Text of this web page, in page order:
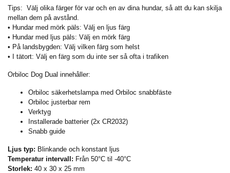
Tips: Välj olika färger för var och en av dina hundar, så att du kan skilja
mellan dem på avstånd.
• Hundar med mörk päls: Välj en ljus färg
• Hundar med ljus päls: Välj en mörk färg
• På landsbygden: Välj vilken färg som helst
• I tätort: Välj en färg som du inte ser så ofta i trafiken
Orbiloc Dog Dual innehåller:
Orbiloc säkerhetslampa med Orbiloc snabbfäste
Orbiloc justerbar rem
Verktyg
Installerade batterier (2x CR2032)
Snabb guide
Ljus typ: Blinkande och konstant ljus
Temperatur intervall: Från 50°C til -40°C
Storlek: 40 x 30 x 25 mm